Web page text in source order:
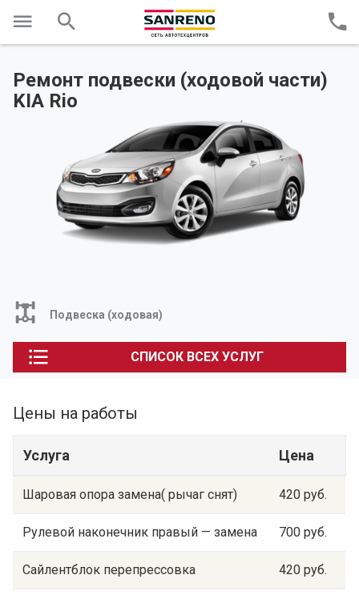
Ремонт подвески (ходовой части)
KIA Rio
Подвеска (ходовая)
СПИСОК ВСЕХ УСЛУГ
Цены на работы
Услуга Цена
Шаровая опора замена( рычаг снят) 420 руб.
Рулевой наконечник правый — замена 700 руб.
Сайлентблок перепрессовка 420 руб.